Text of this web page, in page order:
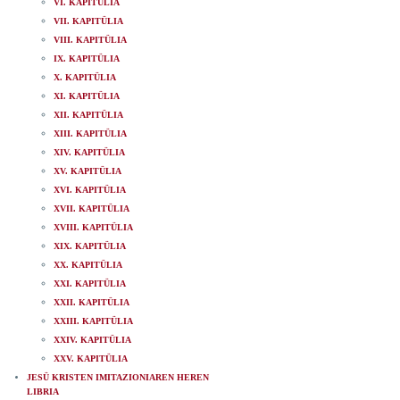
VI. KAPITÜLIA
VII. KAPITÜLIA
VIII. KAPITÜLIA
IX. KAPITÜLIA
X. KAPITÜLIA
XI. KAPITÜLIA
XII. KAPITÜLIA
XIII. KAPITÜLIA
XIV. KAPITÜLIA
XV. KAPITÜLIA
XVI. KAPITÜLIA
XVII. KAPITÜLIA
XVIII. KAPITÜLIA
XIX. KAPITÜLIA
XX. KAPITÜLIA
XXI. KAPITÜLIA
XXII. KAPITÜLIA
XXIII. KAPITÜLIA
XXIV. KAPITÜLIA
XXV. KAPITÜLIA
JESÜ KRISTEN IMITAZIONIAREN HEREN
LIBRIA